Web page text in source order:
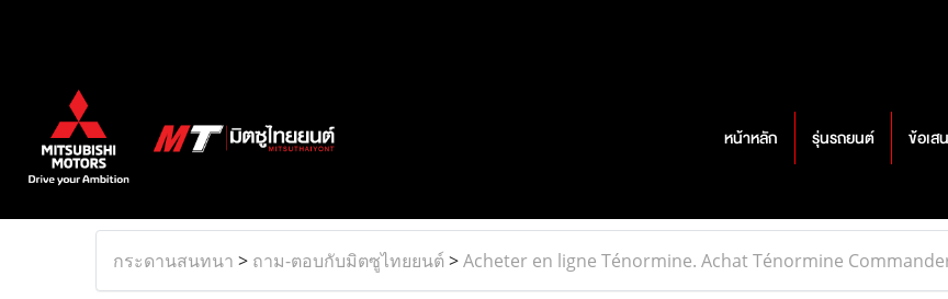
หน้าหลัก รุ่นรถยนต์ ข้อเส
กระดานสนทนา > ถาม-ตอบกับมิตซูไทยยนต์ >Acheter en ligne Ténormine. Achat Ténormine